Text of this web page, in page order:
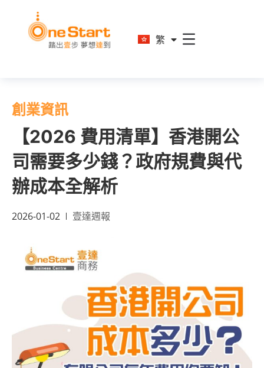
繁
简
創業資訊
【2026 費用清單】香港開公
司需要多少錢？政府規費與代
辦成本全解析
2026-01-02 壹達週報